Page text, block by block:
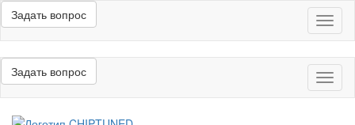
Меню
Задать вопрос
Меню
Задать вопрос